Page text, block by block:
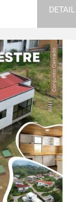
DETAIL